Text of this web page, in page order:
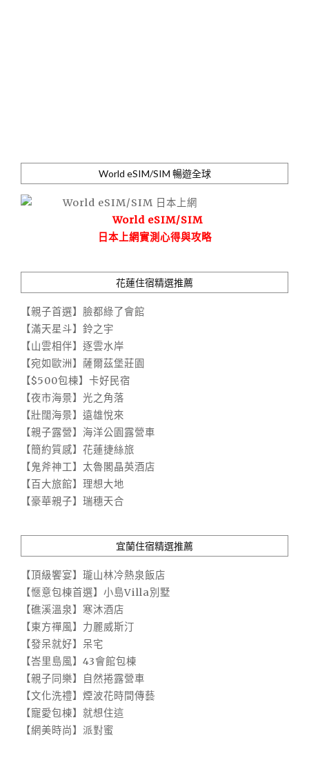
World eSIM/SIM 暢遊全球
World eSIM/SIM
日本上網實測心得與攻略
花蓮住宿精選推薦
【親子首選】臉都綠了會館
【滿天星斗】鈴之宇
【山雲相伴】逐雲水岸
【宛如歐洲】薩爾茲堡莊園
【$500包棟】卡好民宿
【夜市海景】光之角落
【壯闊海景】遠雄悅來
【親子露營】海洋公園露營車
【簡約質感】花蓮捷絲旅
【鬼斧神工】太魯閣晶英酒店
【百大旅館】理想大地
【豪華親子】瑞穗天合
宜蘭住宿精選推薦
【頂級饗宴】瓏山林冷熱泉飯店
【愜意包棟首選】小島Villa別墅
【礁溪溫泉】寒沐酒店
【東方禪風】力麗威斯汀
【發呆就好】呆宅
【峇里島風】43會館包棟
【親子同樂】自然捲露營車
【文化洗禮】煙波花時間傳藝
【寵愛包棟】就想住這
【網美時尚】派對蜜